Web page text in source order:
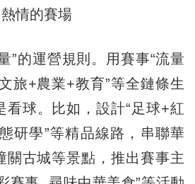
熱情的賽場
的運營規則。用賽事“流量
旅+農業+教育”等全鏈條生
看球。比如，設計“足球+紅
研學”等精品線路，串聯華
關古城等景點，推出賽事主